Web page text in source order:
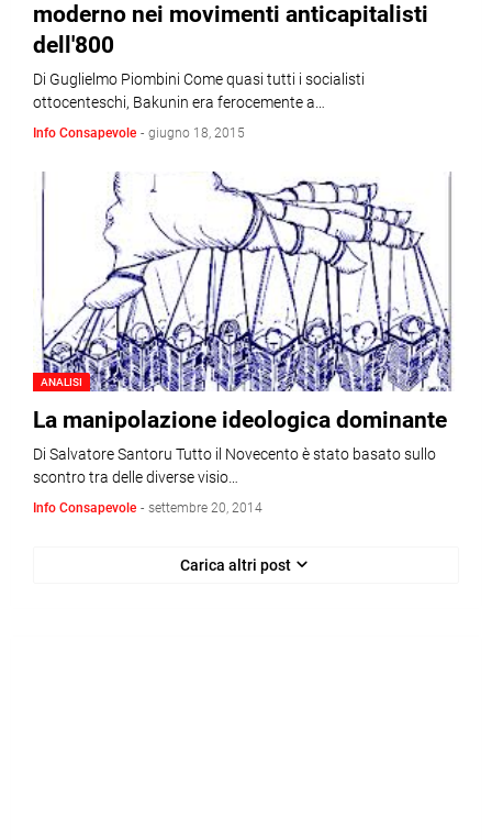
moderno nei movimenti anticapitalisti
dell'800
Di Guglielmo Piombini Come quasi tutti i socialisti
ottocenteschi, Bakunin era ferocemente a…
Info Consapevole - giugno 18, 2015
ANALISI
La manipolazione ideologica dominante
Di Salvatore Santoru Tutto il Novecento è stato basato sullo
scontro tra delle diverse visio…
Info Consapevole - settembre 20, 2014
Carica altri post